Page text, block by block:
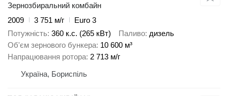
Зернозбиральний комбайн
2009
3 751 м/г
Euro 3
Потужність 360 к.с. (265 кВт) Паливо дизель
Об'єм зернового бункера 10 600 м³
Напрацювання ротора 2 713 м/г
Україна, Бориспіль